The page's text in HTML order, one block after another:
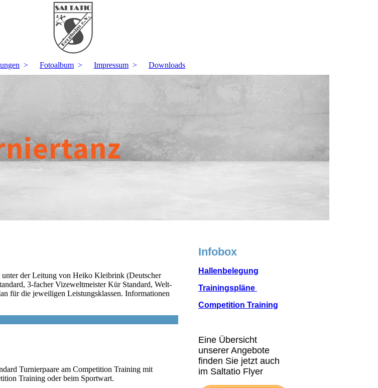
Fotoalbum Impressum Downloads
unter der Leitung von Heiko Kleibrink (Deutscher
3-facher Vizeweltmeister Kür Standard, Welt-
für die jeweiligen Leistungsklassen. Informationen
Turnierpaare am Competition Training mit
Training oder beim Sportwart.
Infobox
Hallenbelegung
Trainingspläne
Competition Training
Eine Übersicht
unserer Angebote
finden Sie jetzt auch
im Saltatio Flyer